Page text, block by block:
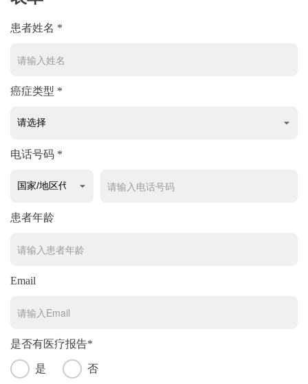
患者姓名 *
癌症类型 *
电话号码 *
患者年龄
Email
是否有医疗报告*
是 否